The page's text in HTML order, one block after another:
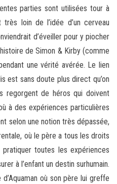
parties sont utilisées tour à
loin de l’idée d’un cerveau
d’éveiller pour y piocher
de Simon & Kirby (comme
une vérité avérée. Le lien
est sans doute plus direct qu’on
regorgent de héros qui doivent
à des expériences particulières
selon une notion très dépassée,
où le père a tous les droits
toutes les expériences
à l’enfant un destin surhumain.
d’Aquaman où son père lui greffe